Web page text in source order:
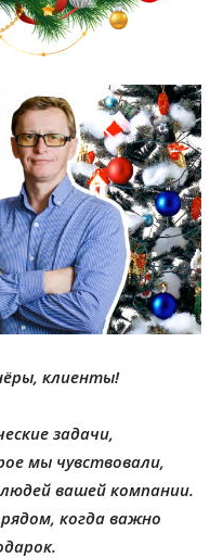
клиенты!
задачи,
мы чувствовали,
вашей компании.
когда важно